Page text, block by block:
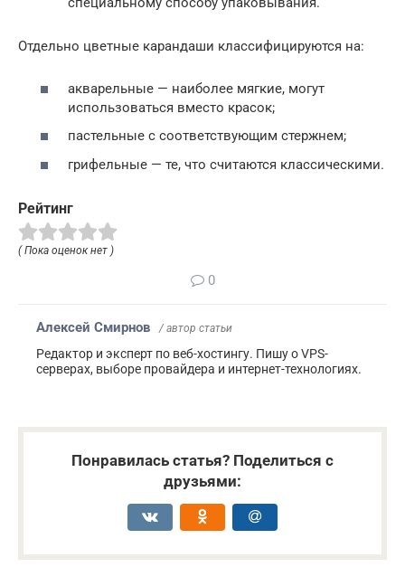
Отдельно цветные карандаши классифицируются на:
акварельные — наиболее мягкие, могут
использоваться вместо красок;
пастельные с соответствующим стержнем;
грифельные — те, что считаются классическими.
Рейтинг
( Пока оценок нет )
0
Алексей Смирнов / автор статьи
Редактор и эксперт по веб-хостингу. Пишу о VPS-
серверах, выборе провайдера и интернет-технологиях.
Понравилась статья? Поделиться с
друзьями: